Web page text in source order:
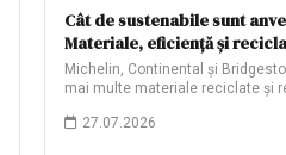
Cât de sustenabile sunt
Materiale, eficiență și
Michelin, Continental și
mai multe materiale reciclate și
27.07.2026